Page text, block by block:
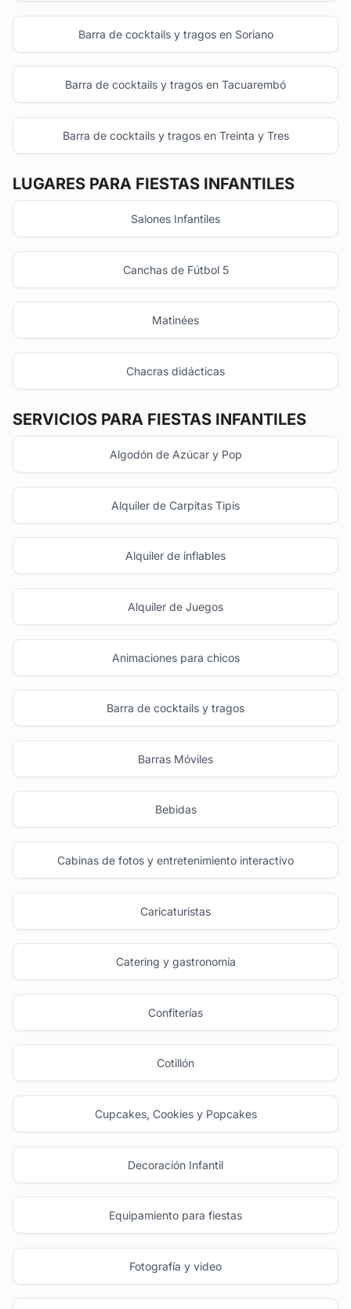
Barra de cocktails y tragos en Soriano
Barra de cocktails y tragos en Tacuarembó
Barra de cocktails y tragos en Treinta y Tres
LUGARES PARA FIESTAS INFANTILES
Salones Infantiles
Canchas de Fútbol 5
Matinées
Chacras didácticas
SERVICIOS PARA FIESTAS INFANTILES
Algodón de Azúcar y Pop
Alquiler de Carpitas Tipis
Alquiler de inflables
Alquiler de Juegos
Animaciones para chicos
Barra de cocktails y tragos
Barras Móviles
Bebidas
Cabinas de fotos y entretenimiento interactivo
Caricaturistas
Catering y gastronomía
Confiterías
Cotillón
Cupcakes, Cookies y Popcakes
Decoración Infantil
Equipamiento para fiestas
Fotografía y video